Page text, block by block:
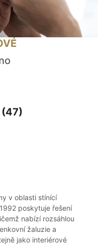
(47)
v oblasti stínící
poskytuje řešení
nabízí rozsáhlou
žaluzie a
jako interiérové